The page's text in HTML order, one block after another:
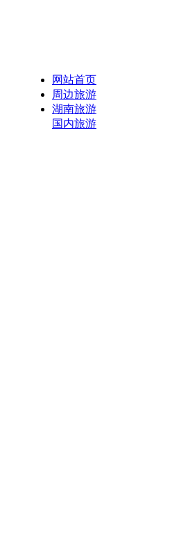
网站首页
周边旅游
湖南旅游
国内旅游